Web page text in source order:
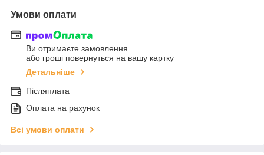
Умови оплати
Ви отримаєте замовлення
або гроші повернуться на вашу картку
Детальніше
Післяплата
Оплата на рахунок
Всі умови оплати